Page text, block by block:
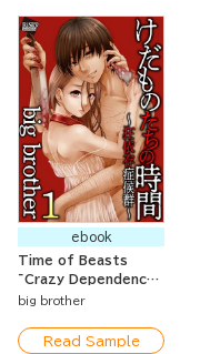
ebook
Time of Beasts
~Crazy Dependency
Syndrome~
big brother
Read Sample